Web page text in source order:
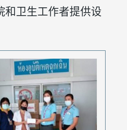
和卫生工作者提供设